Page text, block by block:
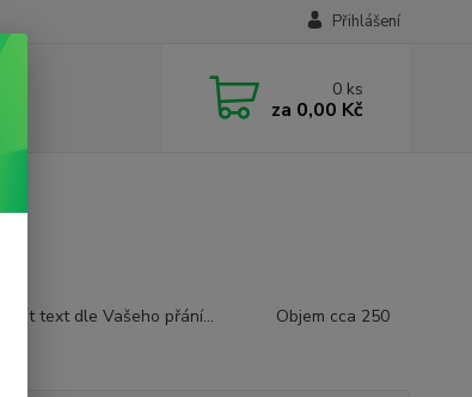
Přihlášení
0 ks
za 0,00 Kč
text dle Vašeho přání... Objem cca 250